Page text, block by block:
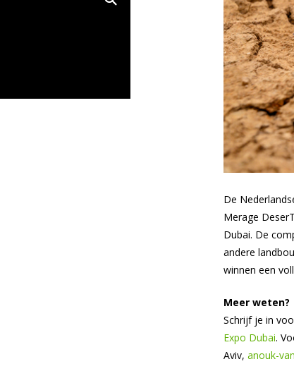
De
Merage
Dubai. De
andere
winnen een
Meer weten?
Schrijf je in
Expo Dubai.
Aviv,anouk-